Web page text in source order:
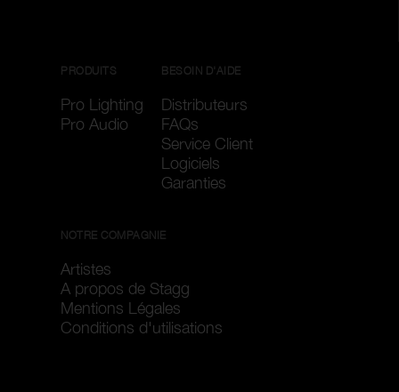
PRODUITS
Pro Lighting
Pro Audio
BESOIN D'AIDE
Distributeurs
FAQs
Service Client
Logiciels
Garanties
NOTRE COMPAGNIE
Artistes
A propos de Stagg
Mentions Légales
Conditions d'utilisations